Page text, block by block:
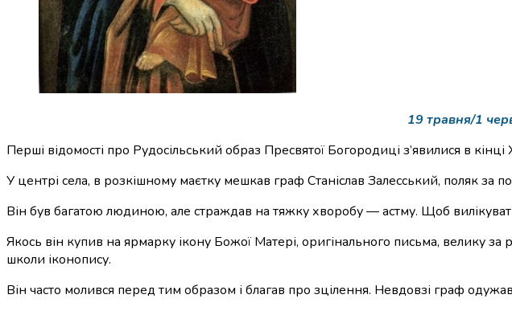
19 травня/1
Перші відомості про Рудосільський образ Пресвятої Богородиці з’явилися в кінці
У центрі села, в розкішному маєтку мешкав граф Станіслав Залесський, поляк за
Він був багатою людиною, але страждав на тяжку хворобу — астму. Щоб
Якось він купив на ярмарку ікону Божої Матері, оригінального письма, велику
школи іконопису.
Він часто молився перед тим образом і благав про зцілення. Невдовзі граф